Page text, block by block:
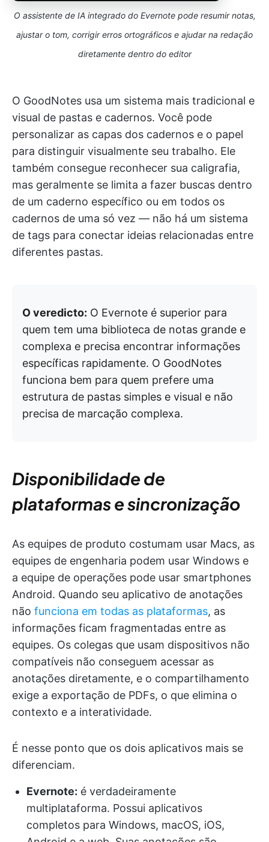
O assistente de IA integrado do Evernote pode resumir notas,
ajustar o tom, corrigir erros ortográficos e ajudar na redação
diretamente dentro do editor
O GoodNotes usa um sistema mais tradicional e
visual de pastas e cadernos. Você pode
personalizar as capas dos cadernos e o papel
para distinguir visualmente seu trabalho. Ele
também consegue reconhecer sua caligrafia,
mas geralmente se limita a fazer buscas dentro
de um caderno específico ou em todos os
cadernos de uma só vez — não há um sistema
de tags para conectar ideias relacionadas entre
diferentes pastas.
O veredicto: O Evernote é superior para
quem tem uma biblioteca de notas grande e
complexa e precisa encontrar informações
específicas rapidamente. O GoodNotes
funciona bem para quem prefere uma
estrutura de pastas simples e visual e não
precisa de marcação complexa.
Disponibilidade de
plataformas e sincronização
As equipes de produto costumam usar Macs, as
equipes de engenharia podem usar Windows e
a equipe de operações pode usar smartphones
Android. Quando seu aplicativo de anotações
não funciona em todas as plataformas, as
informações ficam fragmentadas entre as
equipes. Os colegas que usam dispositivos não
compatíveis não conseguem acessar as
anotações diretamente, e o compartilhamento
exige a exportação de PDFs, o que elimina o
contexto e a interatividade.
É nesse ponto que os dois aplicativos mais se
diferenciam.
Evernote: é verdadeiramente
multiplataforma. Possui aplicativos
completos para Windows, macOS, iOS,